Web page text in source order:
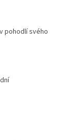
pohodlí svého